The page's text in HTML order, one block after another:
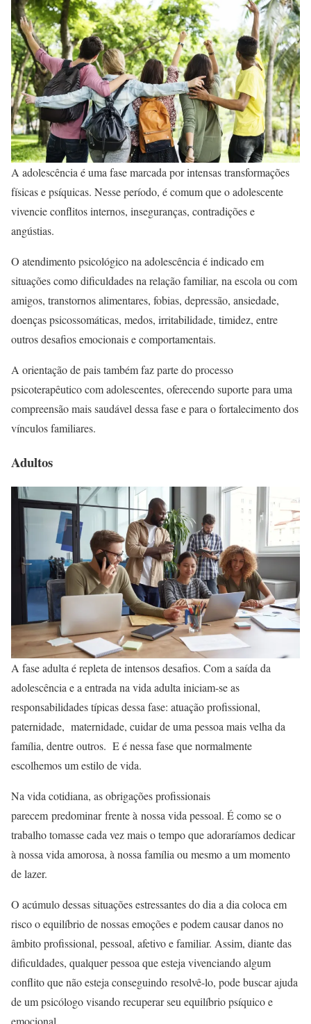
A adolescência é uma fase marcada por intensas transformações
físicas e psíquicas. Nesse período, é comum que o adolescente
vivencie conflitos internos, inseguranças, contradições e
angústias.
O atendimento psicológico na adolescência é indicado em
situações como dificuldades na relação familiar, na escola ou com
amigos, transtornos alimentares, fobias, depressão, ansiedade,
doenças psicossomáticas, medos, irritabilidade, timidez, entre
outros desafios emocionais e comportamentais.
A orientação de pais também faz parte do processo
psicoterapêutico com adolescentes, oferecendo suporte para uma
compreensão mais saudável dessa fase e para o fortalecimento dos
vínculos familiares.
Adultos
A fase adulta é repleta de intensos desafios. Com a saída da
adolescência e a entrada na vida adulta iniciam-se as
responsabilidades típicas dessa fase: atuação profissional,
paternidade, maternidade, cuidar de uma pessoa mais velha da
família, dentre outros. E é nessa fase que normalmente
escolhemos um estilo de vida.
Na vida cotidiana, as obrigações profissionais
parecem predominar frente à nossa vida pessoal. É como se o
trabalho tomasse cada vez mais o tempo que adoraríamos dedicar
à nossa vida amorosa, à nossa família ou mesmo a um momento
de lazer.
O acúmulo dessas situações estressantes do dia a dia coloca em
risco o equilíbrio de nossas emoções e podem causar danos no
âmbito profissional, pessoal, afetivo e familiar. Assim, diante das
dificuldades, qualquer pessoa que esteja vivenciando algum
conflito que não esteja conseguindo resolvê-lo, pode buscar ajuda
de um psicólogo visando recuperar seu equilíbrio psíquico e
emocional.